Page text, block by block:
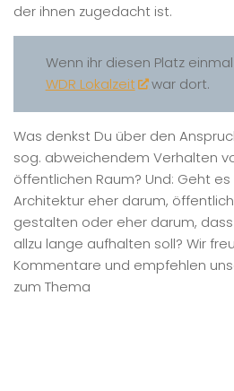
der ihnen zugedacht ist.
Wenn ihr diesen Platz
WDR Lokalzeit
war dort.
Was denkst Du über den
sog. abweichendem Verhalten
öffentlichen Raum? Und: Geht
Architektur eher darum,
gestalten oder eher darum,
allzu lange aufhalten soll? Wir
Kommentare und empfehlen
zum Thema